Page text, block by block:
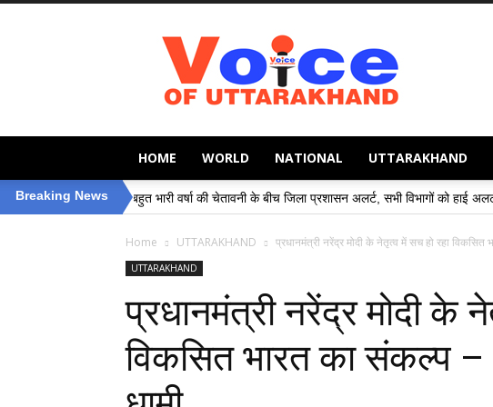
Voice
of
Uttarakhand
HOME WORLD NATIONAL UTTARAKHAND
Breaking News
से बहुत भारी वर्षा की चेतावनी के बीच जिला प्रशासन अलर्ट, सभी विभागों को हाई अलर्ट पर रहने के निर्देश »
Home UTTARAKHAND प्रधानमंत्री नरेंद्र मोदी के नेतृत्व में सच हो रहा विकसित
UTTARAKHAND
प्रधानमंत्री नरेंद्र मोदी के
विकसित भारत का संकल्प –